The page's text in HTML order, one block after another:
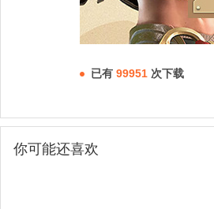
已有 99951 次下载
你可能还喜欢